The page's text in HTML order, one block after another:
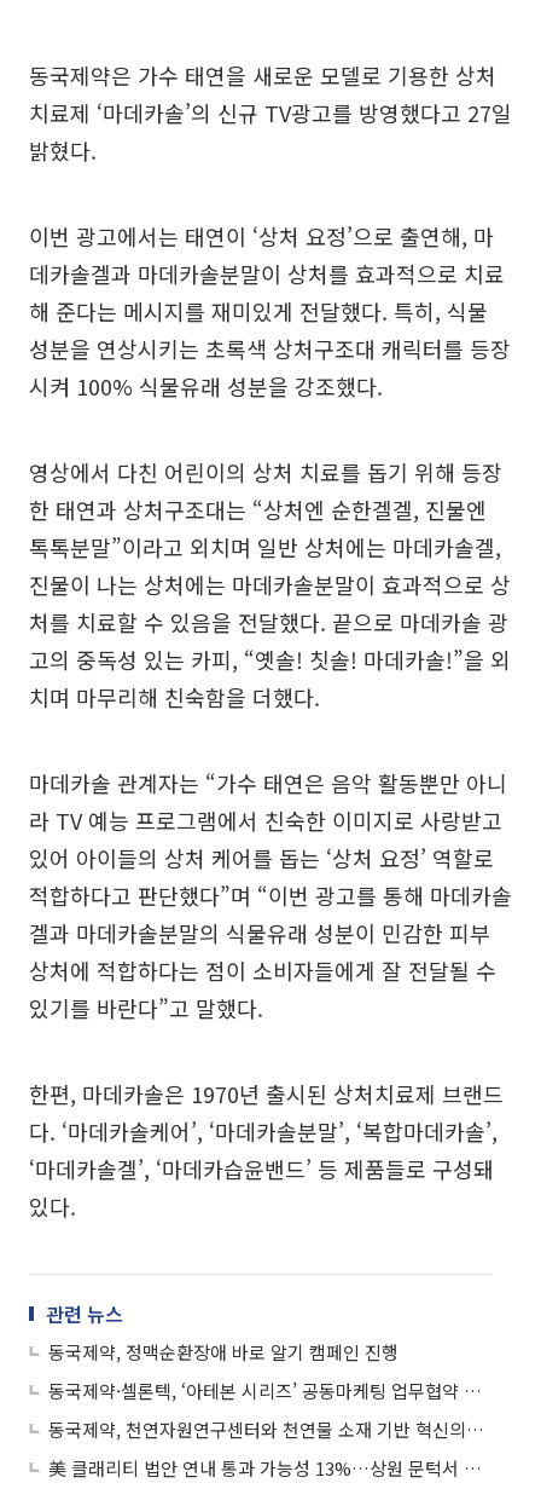
동국제약은 가수 태연을 새로운 모델로 기용한 상처
치료제 ‘마데카솔’의 신규 TV광고를 방영했다고 27일
밝혔다.
이번 광고에서는 태연이 ‘상처 요정’으로 출연해, 마
데카솔겔과 마데카솔분말이 상처를 효과적으로 치료
해 준다는 메시지를 재미있게 전달했다. 특히, 식물
성분을 연상시키는 초록색 상처구조대 캐릭터를 등장
시켜 100% 식물유래 성분을 강조했다.
영상에서 다친 어린이의 상처 치료를 돕기 위해 등장
한 태연과 상처구조대는 “상처엔 순한겔겔, 진물엔
톡톡분말”이라고 외치며 일반 상처에는 마데카솔겔,
진물이 나는 상처에는 마데카솔분말이 효과적으로 상
처를 치료할 수 있음을 전달했다. 끝으로 마데카솔 광
고의 중독성 있는 카피, “옛솔! 칫솔! 마데카솔!”을 외
치며 마무리해 친숙함을 더했다.
마데카솔 관계자는 “가수 태연은 음악 활동뿐만 아니
라 TV 예능 프로그램에서 친숙한 이미지로 사랑받고
있어 아이들의 상처 케어를 돕는 ‘상처 요정’ 역할로
적합하다고 판단했다”며 “이번 광고를 통해 마데카솔
겔과 마데카솔분말의 식물유래 성분이 민감한 피부
상처에 적합하다는 점이 소비자들에게 잘 전달될 수
있기를 바란다”고 말했다.
한편, 마데카솔은 1970년 출시된 상처치료제 브랜드
다. ‘마데카솔케어’, ‘마데카솔분말’, ‘복합마데카솔’,
‘마데카솔겔’, ‘마데카습윤밴드’ 등 제품들로 구성돼
있다.
관련 뉴스
동국제약, 정맥순환장애 바로 알기 캠페인 진행
동국제약·셀론텍, ‘아테본 시리즈’ 공동마케팅 업무협약 체결
동국제약, 천연자원연구센터와 천연물 소재 기반 혁신의약품 개발 협약
美 클래리티 법안 연내 통과 가능성 13%…상원 문턱서 제동